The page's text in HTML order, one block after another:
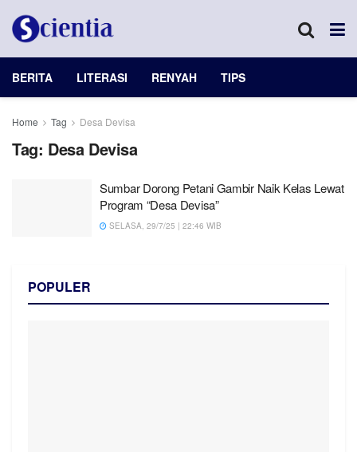
BERITA LITERASI RENYAH TIPS
Home Tag Desa Devisa
Tag: Desa Devisa
Sumbar Dorong Petani Gambir Naik Kelas Lewat
Program “Desa Devisa”
SELASA, 29/7/25 | 22:46 WIB
POPULER